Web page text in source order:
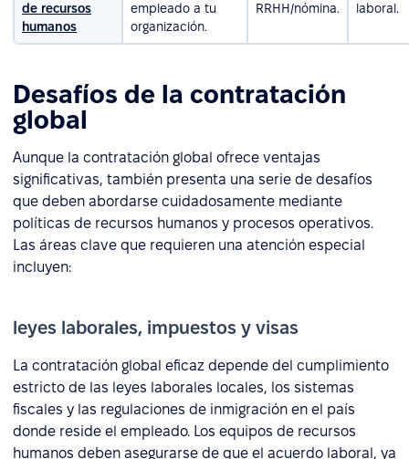
de recursos
humanos
empleado a tu
organización.
RRHH/nómina.
laboral.
Desafíos de la contratación
global
Aunque la contratación global ofrece ventajas
significativas, también presenta una serie de desafíos
que deben abordarse cuidadosamente mediante
políticas de recursos humanos y procesos operativos.
Las áreas clave que requieren una atención especial
incluyen:
leyes laborales, impuestos y visas
La contratación global eficaz depende del cumplimiento
estricto de las leyes laborales locales, los sistemas
fiscales y las regulaciones de inmigración en el país
donde reside el empleado. Los equipos de recursos
humanos deben asegurarse de que el acuerdo laboral, ya